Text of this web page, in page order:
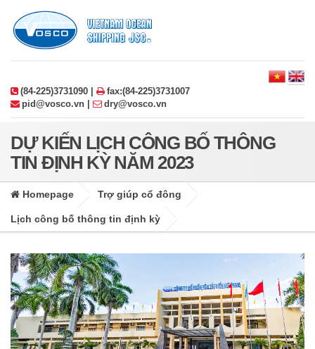
(84-225)3731090 |
fax:(84-225)3731007
pid@vosco.vn |
dry@vosco.vn
DỰ KIẾN LỊCH CÔNG BỐ THÔNG
TIN ĐỊNH KỲ NĂM 2023
Homepage Trợ giúp cổ đông
Lịch công bố thông tin định kỳ